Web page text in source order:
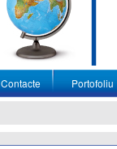
Contacte
Portofoliu